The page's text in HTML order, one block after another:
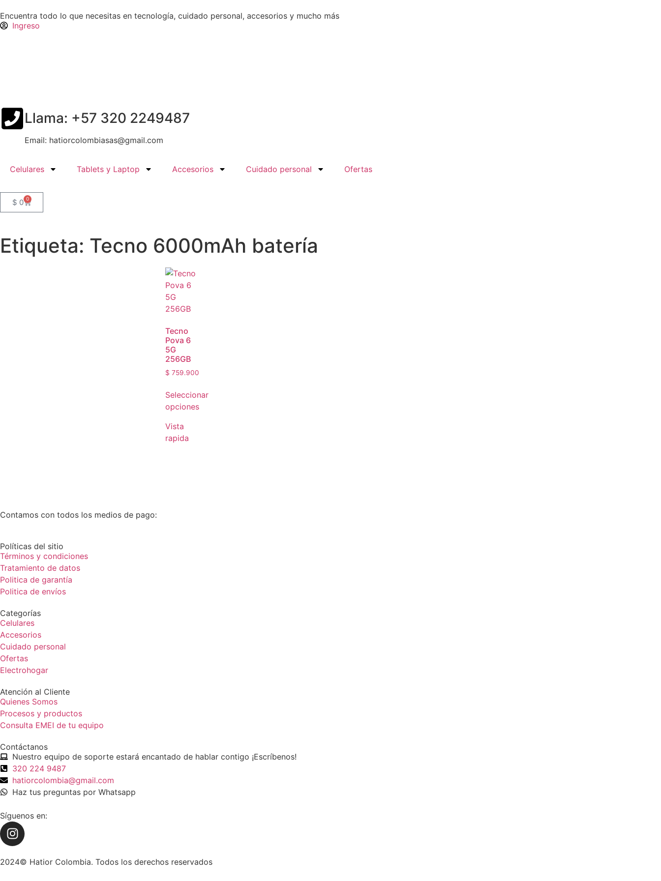
Encuentra todo lo que necesitas en tecnología, cuidado personal, accesorios y mucho más
Ingreso
Llama: +57 320 2249487
Email: hatiorcolombiasas@gmail.com
Celulares Tablets y Laptop Accesorios Cuidado personal Ofertas
$ 0 0
Etiqueta: Tecno 6000mAh batería
Tecno
Pova 6
5G
256GB
$ 759.900
Seleccionar
opciones
Vista
rapida
Contamos con todos los medios de pago:
Políticas del sitio
Términos y condiciones
Tratamiento de datos
Politica de garantía
Politica de envíos
Categorías
Celulares
Accesorios
Cuidado personal
Ofertas
Electrohogar
Atención al Cliente
Quienes Somos
Procesos y productos
Consulta EMEI de tu equipo
Contáctanos
Nuestro equipo de soporte estará encantado de hablar contigo ¡Escríbenos!
320 224 9487
hatiorcolombia@gmail.com
Haz tus preguntas por Whatsapp
Síguenos en:
2024© Hatior Colombia. Todos los derechos reservados